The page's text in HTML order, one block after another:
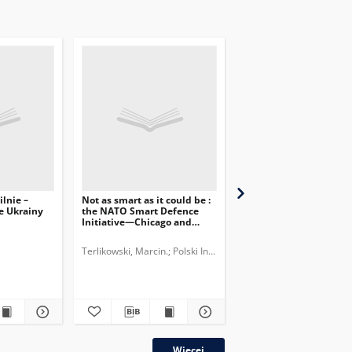
–
Ukrainy
Not as smart as it could be :
the NATO Smart Defence
Initiative—Chicago and
Terlikowski, Marcin. Polski Instytut Spraw Międzynarodowych.